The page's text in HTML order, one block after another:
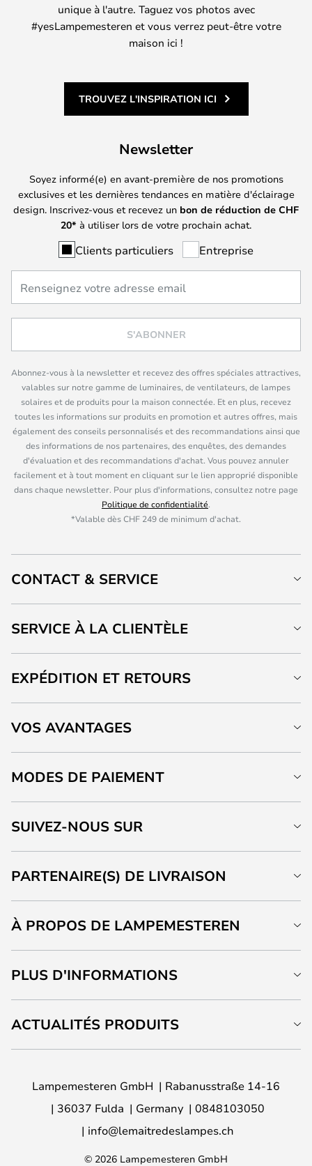
unique à l'autre. Taguez vos photos avec
#yesLampemesteren et vous verrez peut-être votre
maison ici !
TROUVEZ L'INSPIRATION ICI
Newsletter
Soyez informé(e) en avant-première de nos promotions
exclusives et les dernières tendances en matière d'éclairage
design. Inscrivez-vous et recevez un bon de réduction de CHF
20* à utiliser lors de votre prochain achat.
Clients particuliers Entreprise
S'ABONNER
Abonnez-vous à la newsletter et recevez des offres spéciales attractives,
valables sur notre gamme de luminaires, de ventilateurs, de lampes
solaires et de produits pour la maison connectée. Et en plus, recevez
toutes les informations sur produits en promotion et autres offres, mais
également des conseils personnalisés et des recommandations ainsi que
des informations de nos partenaires, des enquêtes, des demandes
d'évaluation et des recommandations d'achat. Vous pouvez annuler
facilement et à tout moment en cliquant sur le lien approprié disponible
dans chaque newsletter. Pour plus d'informations, consultez notre page
Politique de confidentialité.
*Valable dès CHF 249 de minimum d'achat.
CONTACT & SERVICE
SERVICE À LA CLIENTÈLE
EXPÉDITION ET RETOURS
VOS AVANTAGES
MODES DE PAIEMENT
SUIVEZ-NOUS SUR
PARTENAIRE(S) DE LIVRAISON
À PROPOS DE LAMPEMESTEREN
PLUS D'INFORMATIONS
ACTUALITÉS PRODUITS
Lampemesteren GmbH
Rabanusstraße 14-16
36037 Fulda
Germany
0848103050
info@lemaitredeslampes.ch
© 2026 Lampemesteren GmbH